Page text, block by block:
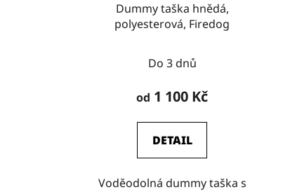
Dummy taška hnědá,
polyesterová, Firedog
Do 3 dnů
od 1 100 Kč
DETAIL
Voděodolná dummy taška s